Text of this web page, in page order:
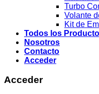
Turbo
Volante
Kit de
Todos los
Nosotros
Contacto
Acceder
Acceder